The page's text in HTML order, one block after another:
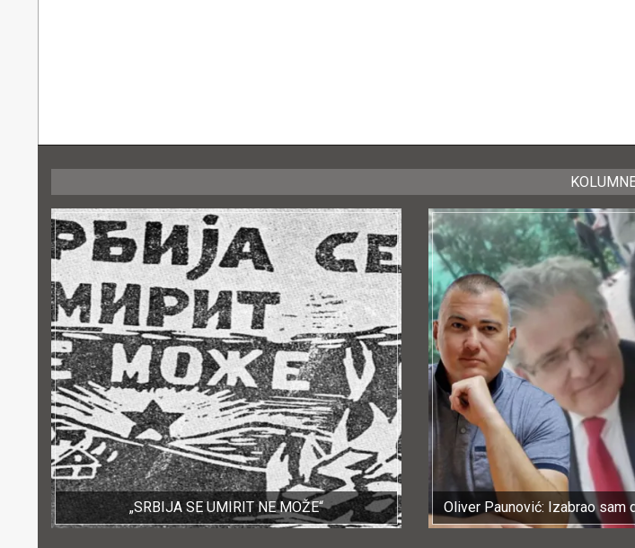
„SRBIJA SE UMIRIT NE MOŽE“ Oliver Paunović: Izabrao sam